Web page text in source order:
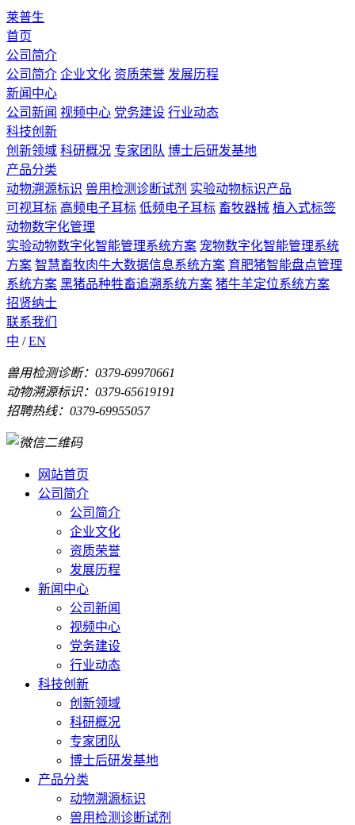
莱普生
首页
公司简介
公司简介 企业文化 资质荣誉 发展历程
新闻中心
公司新闻 视频中心 党务建设 行业动态
科技创新
创新领域 科研概况 专家团队 博士后研发基地
产品分类
动物溯源标识 兽用检测诊断试剂 实验动物标识产品
可视耳标 高频电子耳标 低频电子耳标 畜牧器械 植入式标签
动物数字化管理
实验动物数字化智能管理系统方案 宠物数字化智能管理系统
方案 智慧畜牧肉牛大数据信息系统方案 育肥猪智能盘点管理
系统方案 黑猪品种牲畜追溯系统方案 猪牛羊定位系统方案
招贤纳士
联系我们
中 /EN
兽用检测诊断：0379-69970661
动物溯源标识：0379-65619191
招聘热线：0379-69955057
网站首页
公司简介
公司简介
企业文化
资质荣誉
发展历程
新闻中心
公司新闻
视频中心
党务建设
行业动态
科技创新
创新领域
科研概况
专家团队
博士后研发基地
产品分类
动物溯源标识
兽用检测诊断试剂